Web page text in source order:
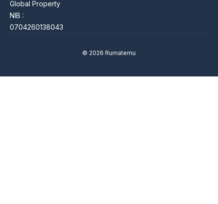
Global Property
NIB :
0704260138043
© 2026 Rumatemu